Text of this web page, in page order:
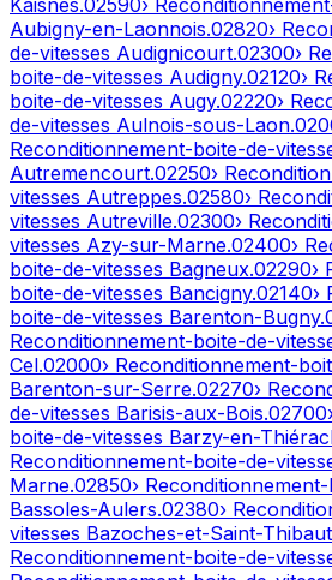
Kaisnes.02590›
Aubigny-en-Laonnois.02820›
de-vitesses Audignicourt.02300›
boite-de-vitesses Audigny.02120›
boite-de-vitesses Augy.02220›
de-vitesses Aulnois-sous-Laon.
Reconditionnement-boite-de-
Autremencourt.02250›
vitesses Autreppes.02580›
vitesses Autreville.02300›
vitesses Azy-sur-Marne.02400›
boite-de-vitesses Bagneux.02290›
boite-de-vitesses Bancigny.02140›
boite-de-vitesses Barenton-Bugny.
Reconditionnement-boite-de-
Cel.02000› Reconditionnement-
Barenton-sur-Serre.02270›
de-vitesses Barisis-aux-Bois.02700
boite-de-vitesses Barzy-en-
Reconditionnement-boite-de-
Marne.02850›
Bassoles-Aulers.02380›
vitesses Bazoches-et-Saint-Thibaut
Reconditionnement-boite-de-